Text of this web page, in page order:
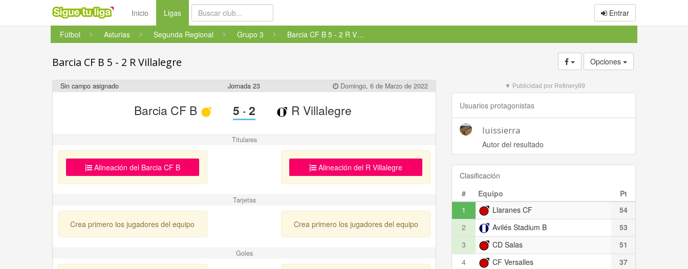
Inicio Ligas(current) Entrar
Fútbol Asturias Segunda Regional Grupo 3 Barcia CF B 5 - 2 R Villalegre
Barcia CF B 5 - 2 R Villalegre Opciones
Sin campo asignado Jornada 23 Domingo, 6 de Marzo de 2022
Barcia CF B 5 · 2 R Villalegre
Titulares
Alineación del Barcia CF B Alineación del R Villalegre
Tarjetas
Crea primero los jugadores del equipo Crea primero los jugadores del equipo
Goles
▼ Publicidad por Refinery89
Usuarios protagonistas
luissierra
Autor del resultado
Clasificación
#
Equipo
Pt
1
Llaranes CF
54
2
Avilés Stadium B
53
3
CD Salas
51
4
CF Versalles
37